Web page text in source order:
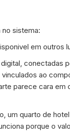
no sistema:
em outros
conectadas
ao
parece cara em
um quarto de
porque o